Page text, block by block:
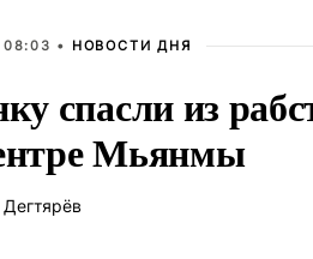
• НОВОСТИ ДНЯ
спасли из
Мьянмы